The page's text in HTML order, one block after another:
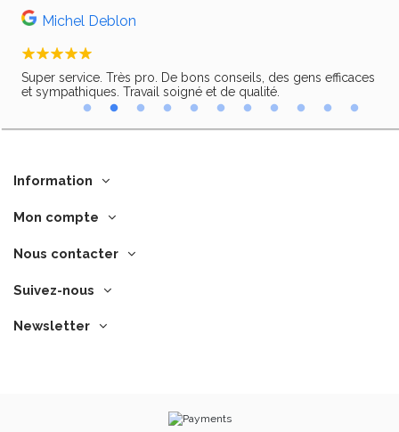
Michel Deblon
Super service. Très pro. De bons conseils, des gens efficaces
et sympathiques. Travail soigné et de qualité.
Information
Mon compte
Nous contacter
Suivez-nous
Newsletter